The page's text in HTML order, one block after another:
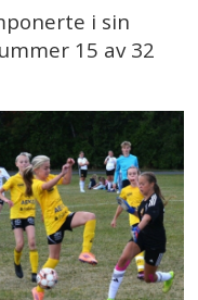
i sin
15 av 32